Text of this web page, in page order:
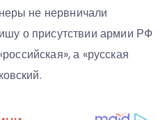
не нервничали
о присутствии армии РФ
а «русская